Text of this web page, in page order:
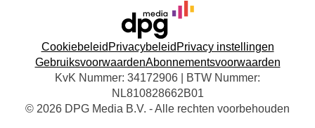
Cookiebeleid Privacybeleid Privacy instellingen
GebruiksvoorwaardenAbonnementsvoorwaarden
KvK Nummer: 34172906 | BTW Nummer:
NL810828662B01
© 2026 DPG Media B.V. - Alle rechten voorbehouden